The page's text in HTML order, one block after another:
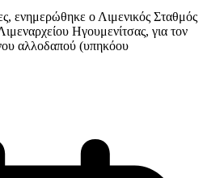
ενημερώθηκε ο Λιμενικός Σταθμός
Ηγουμενίτσας, για τον
αλλοδαπού (υπηκόου